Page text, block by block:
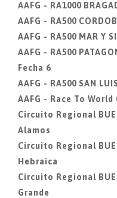
AAFG - RA1000
AAFG - RA500
AAFG - RA500 MAR Y
AAFG - RA500
Fecha 6
AAFG - RA500 SAN
AAFG - Race To
Circuito Regional
Alamos
Circuito Regional
Hebraica
Circuito Regional
Grande